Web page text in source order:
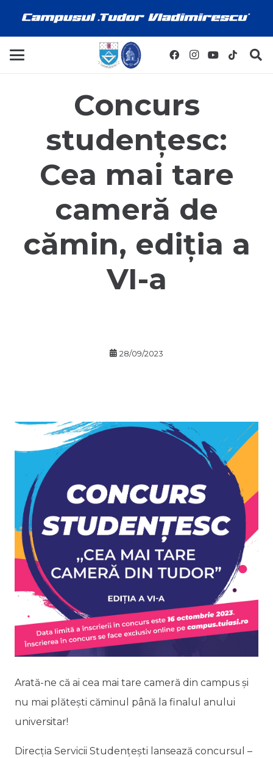
Concurs
studențesc:
Cea mai tare
cameră de
cămin, ediția a
VI-a
28/09/2023
Arată-ne că ai cea mai tare cameră din campus și
nu mai plătești căminul până la finalul anului
universitar!
Direcția Servicii Studențești lansează concursul –